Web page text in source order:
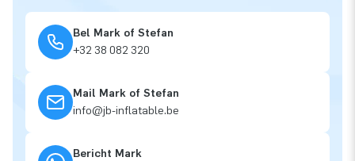
Bel Mark of Stefan
+32 38 082 320
Mail Mark of Stefan
info@jb-inflatable.be
Bericht Mark